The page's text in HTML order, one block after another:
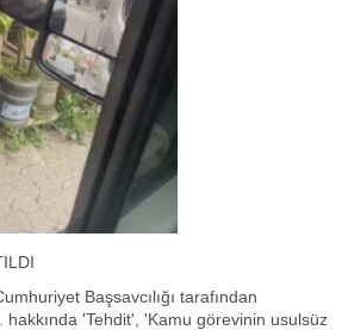
Başsavcılığı tarafından
'Tehdit', 'Kamu görevinin usulsüz